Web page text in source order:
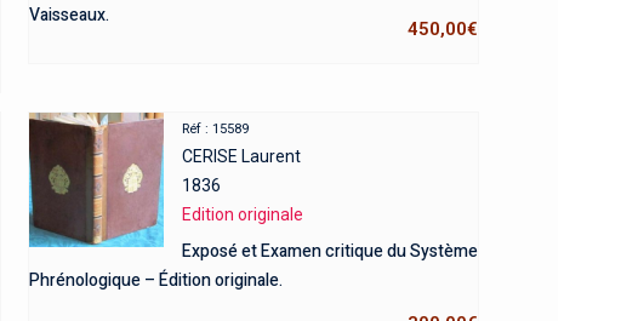
Vaisseaux.
450,00€
Réf : 15589
CERISE Laurent
1836
Edition originale
Exposé et Examen critique du Système
Phrénologique – Édition originale.